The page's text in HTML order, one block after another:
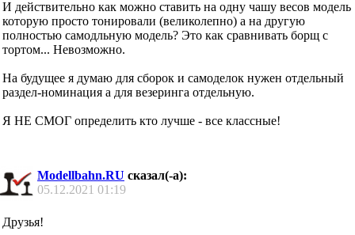
И действительно как можно ставить на одну чашу весов модель
которую просто тонировали (великолепно) а на другую
полностью самодльную модель? Это как сравнивать борщ с
тортом... Невозможно.
На будущее я думаю для сборок и самоделок нужен отдельный
раздел-номинация а для везеринга отдельную.
Я НЕ СМОГ определить кто лучше - все классные!
Modellbahn.RU сказал(-а):
05.12.2021 01:19
Друзья!